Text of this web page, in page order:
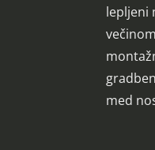
lepljeni
med